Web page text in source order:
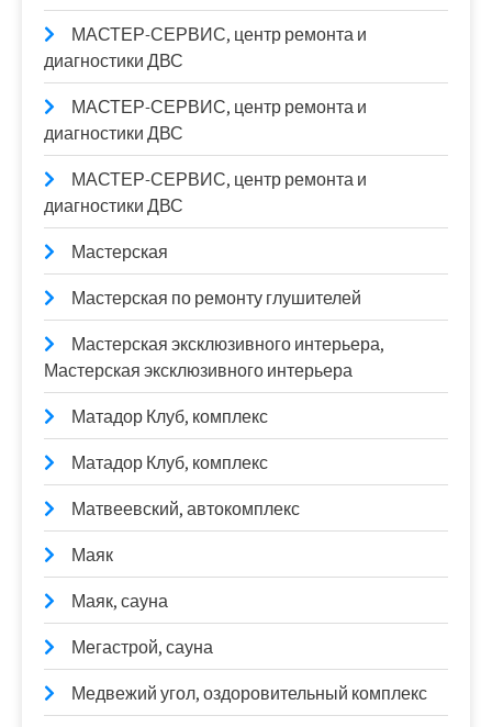
МАСТЕР-СЕРВИС, центр ремонта и
диагностики ДВС
МАСТЕР-СЕРВИС, центр ремонта и
диагностики ДВС
МАСТЕР-СЕРВИС, центр ремонта и
диагностики ДВС
Мастерская
Мастерская по ремонту глушителей
Мастерская эксклюзивного интерьера,
Мастерская эксклюзивного интерьера
Матадор Клуб, комплекс
Матадор Клуб, комплекс
Матвеевский, автокомплекс
Маяк
Маяк, сауна
Мегастрой, сауна
Медвежий угол, оздоровительный комплекс